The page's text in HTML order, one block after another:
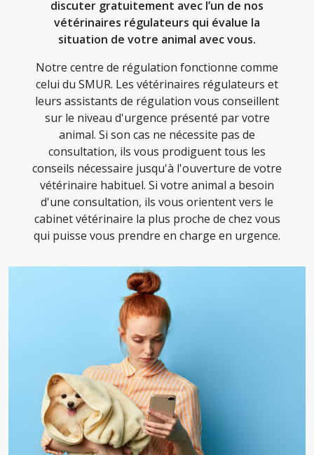
discuter gratuitement avec l’un de nos
vétérinaires régulateurs qui évalue la
situation de votre animal avec vous.
Notre centre de régulation fonctionne comme
celui du SMUR. Les vétérinaires régulateurs et
leurs assistants de régulation vous conseillent
sur le niveau d'urgence présenté par votre
animal. Si son cas ne nécessite pas de
consultation, ils vous prodiguent tous les
conseils nécessaire jusqu'à l'ouverture de votre
vétérinaire habituel. Si votre animal a besoin
d'une consultation, ils vous orientent vers le
cabinet vétérinaire la plus proche de chez vous
qui puisse vous prendre en charge en urgence.